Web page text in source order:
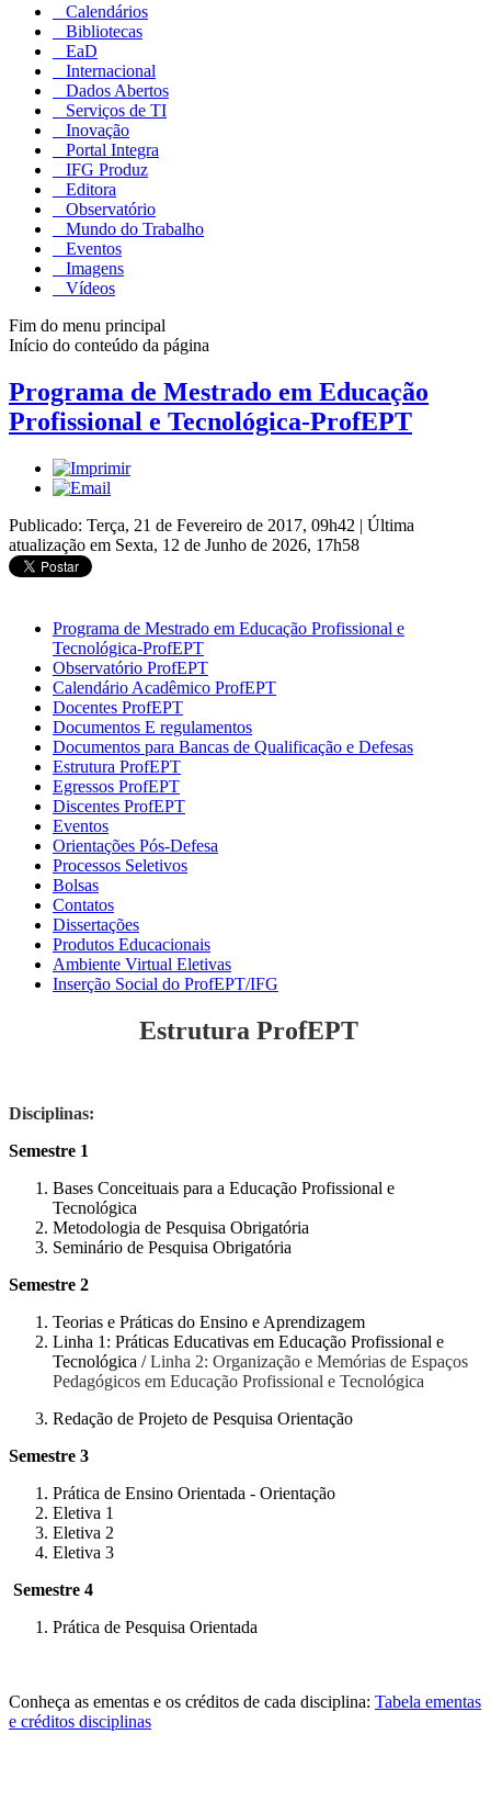
Calendários
Bibliotecas
EaD
Internacional
Dados Abertos
Serviços de TI
Inovação
Portal Integra
IFG Produz
Editora
Observatório
Mundo do Trabalho
Eventos
Imagens
Vídeos
Fim do menu principal
Início do conteúdo da página
Programa de Mestrado em Educação
Profissional e Tecnológica-ProfEPT
Publicado: Terça, 21 de Fevereiro de 2017, 09h42 | Última
atualização em Sexta, 12 de Junho de 2026, 17h58
Programa de Mestrado em Educação Profissional e
Tecnológica-ProfEPT
Observatório ProfEPT
Calendário Acadêmico ProfEPT
Docentes ProfEPT
Documentos E regulamentos
Documentos para Bancas de Qualificação e Defesas
Estrutura ProfEPT
Egressos ProfEPT
Discentes ProfEPT
Eventos
Orientações Pós-Defesa
Processos Seletivos
Bolsas
Contatos
Dissertações
Produtos Educacionais
Ambiente Virtual Eletivas
Inserção Social do ProfEPT/IFG
Estrutura ProfEPT
Disciplinas:
Semestre 1
Bases Conceituais para a Educação Profissional e
Tecnológica
Metodologia de Pesquisa Obrigatória
Seminário de Pesquisa Obrigatória
Semestre 2
Teorias e Práticas do Ensino e Aprendizagem
Linha 1: Práticas Educativas em Educação Profissional e
Tecnológica /Linha 2: Organização e Memórias de Espaços
Pedagógicos em Educação Profissional e Tecnológica
Redação de Projeto de Pesquisa Orientação
Semestre 3
Prática de Ensino Orientada - Orientação
Eletiva 1
Eletiva 2
Eletiva 3
Semestre 4
Prática de Pesquisa Orientada
Conheça as ementas e os créditos de cada disciplina: Tabela ementas
e créditos disciplinas